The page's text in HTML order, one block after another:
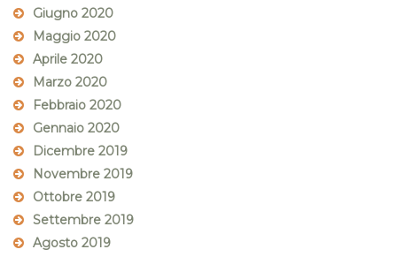
Giugno 2020
Maggio 2020
Aprile 2020
Marzo 2020
Febbraio 2020
Gennaio 2020
Dicembre 2019
Novembre 2019
Ottobre 2019
Settembre 2019
Agosto 2019